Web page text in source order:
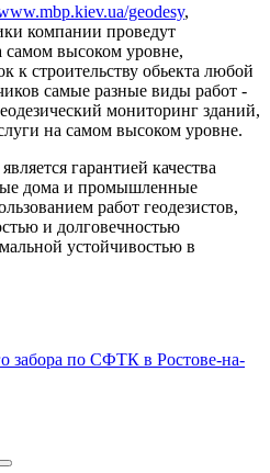
geodesy,
компании проведут
самом высоком уровне,
к строительству обьекта любой
самые разные виды работ -
мониторинг зданий,
на самом высоком уровне.
гарантией качества
дома и промышленные
работ геодезистов,
и долговечностью
устойчивостью в
забора по СФТК в Ростове-на-